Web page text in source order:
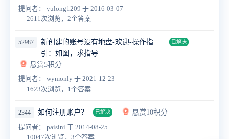
提问者： yulong1209 于 2016-03-07
2611次浏览，2个答案
52987
新创建的账号没有地盘-欢迎-操作指
引：如图，求指导
已解决
悬赏5积分
提问者： wymonly 于 2021-12-23
1623次浏览，1个答案
2344 如何注册账户？ 已解决
悬赏10积分
提问者： paisini 于 2014-08-25
10047次浏览，3个答案